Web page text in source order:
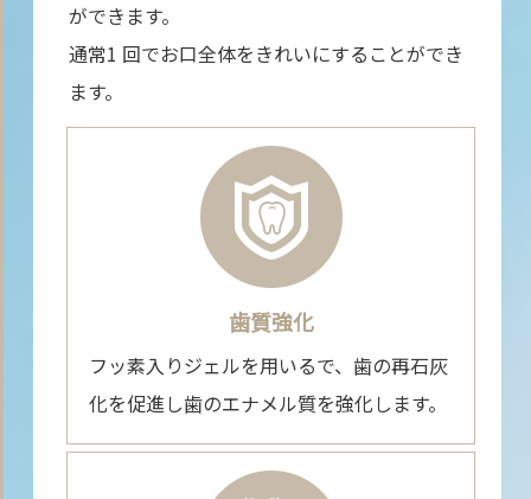
ができます。
通常1 回でお口全体をきれいにすることができ
ます。
歯質強化
フッ素入りジェルを用いるで、歯の再石灰
化を促進し歯のエナメル質を強化します。